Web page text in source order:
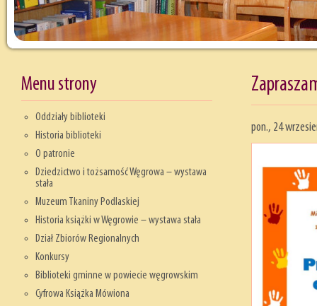
Menu strony
Oddziały biblioteki
Historia biblioteki
O patronie
Dziedzictwo i tożsamość Węgrowa – wystawa
stała
Muzeum Tkaniny Podlaskiej
Historia książki w Węgrowie – wystawa stała
Dział Zbiorów Regionalnych
Konkursy
Biblioteki gminne w powiecie węgrowskim
Cyfrowa Książka Mówiona
pon., 24